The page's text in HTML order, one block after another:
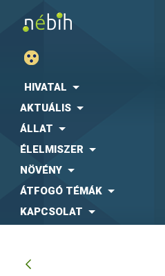
HIVATAL
AKTUÁLIS
ÁLLAT
ÉLELMISZER
NÖVÉNY
ÁTFOGÓ TÉMÁK
KAPCSOLAT